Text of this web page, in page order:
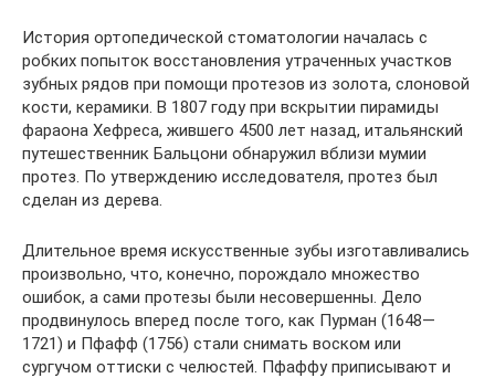
История ортопедической стоматологии началась с
робких попыток восстановления утраченных участков
зубных рядов при помощи протезов из золота, слоновой
кости, керамики. В 1807 году при вскрытии пирамиды
фараона Хефреса, жившего 4500 лет назад, итальянский
путешественник Бальцони обнаружил вблизи мумии
протез. По утверждению исследователя, протез был
сделан из дерева.
Длительное время искусственные зубы изготавливались
произвольно, что, конечно, порождало множество
ошибок, а сами протезы были несовершенны. Дело
продвинулось вперед после того, как Пурман (1648—
1721) и Пфафф (1756) стали снимать воском или
сургучом оттиски с челюстей. Пфаффу приписывают и